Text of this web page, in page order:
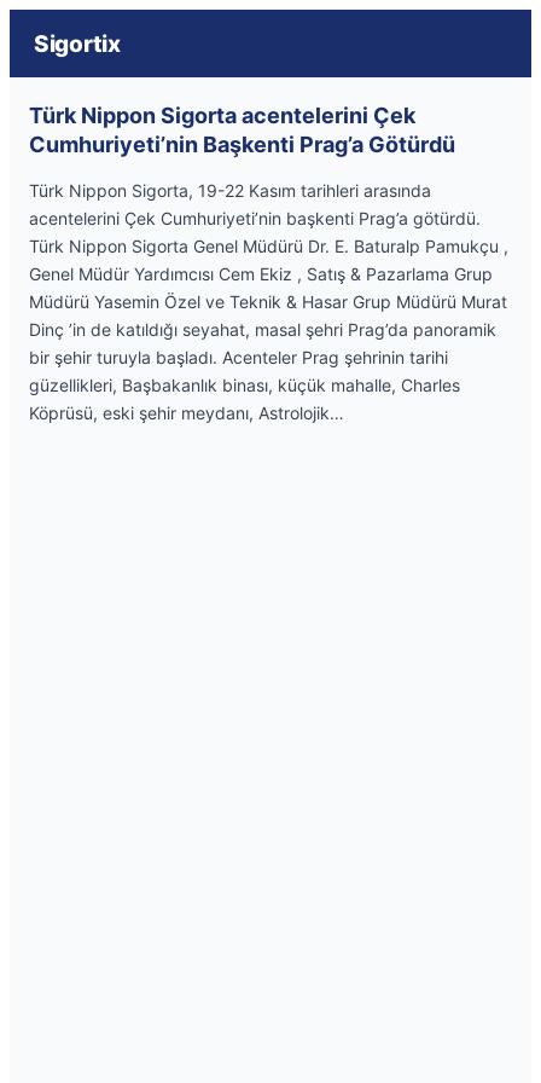
Sigortix
Türk Nippon Sigorta acentelerini Çek
Cumhuriyeti’nin Başkenti Prag’a Götürdü
Türk Nippon Sigorta, 19-22 Kasım tarihleri arasında
acentelerini Çek Cumhuriyeti’nin başkenti Prag’a götürdü.
Türk Nippon Sigorta Genel Müdürü Dr. E. Baturalp Pamukçu ,
Genel Müdür Yardımcısı Cem Ekiz , Satış & Pazarlama Grup
Müdürü Yasemin Özel ve Teknik & Hasar Grup Müdürü Murat
Dinç ’in de katıldığı seyahat, masal şehri Prag’da panoramik
bir şehir turuyla başladı. Acenteler Prag şehrinin tarihi
güzellikleri, Başbakanlık binası, küçük mahalle, Charles
Köprüsü, eski şehir meydanı, Astrolojik…